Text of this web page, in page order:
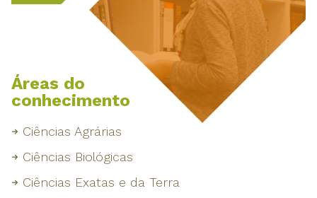
Áreas do
conhecimento
Ciências Agrárias
Ciências Biológicas
Ciências Exatas e da Terra